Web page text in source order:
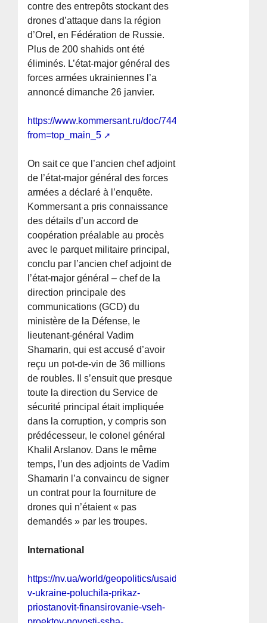
contre des entrepôts stockant des
drones d’attaque dans la région
d’Orel, en Fédération de Russie.
Plus de 200 shahids ont été
éliminés. L’état-major général des
forces armées ukrainiennes l’a
annoncé dimanche 26 janvier.
https://www.kommersant.ru/doc/7446663?
from=top_main_5
On sait ce que l’ancien chef adjoint
de l’état-major général des forces
armées a déclaré à l’enquête.
Kommersant a pris connaissance
des détails d’un accord de
coopération préalable au procès
avec le parquet militaire principal,
conclu par l’ancien chef adjoint de
l’état-major général – chef de la
direction principale des
communications (GCD) du
ministère de la Défense, le
lieutenant-général Vadim
Shamarin, qui est accusé d’avoir
reçu un pot-de-vin de 36 millions
de roubles. Il s’ensuit que presque
toute la direction du Service de
sécurité principal était impliquée
dans la corruption, y compris son
prédécesseur, le colonel général
Khalil Arslanov. Dans le même
temps, l’un des adjoints de Vadim
Shamarin l’a convaincu de signer
un contrat pour la fourniture de
drones qui n’étaient « pas
demandés » par les troupes.
International
https://nv.ua/world/geopolitics/usaid-
v-ukraine-poluchila-prikaz-
priostanovit-finansirovanie-vseh-